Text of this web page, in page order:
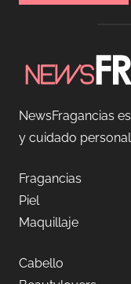
NewsFragancias
y cuidado
Fragancias
Piel
Maquillaje
Cabello